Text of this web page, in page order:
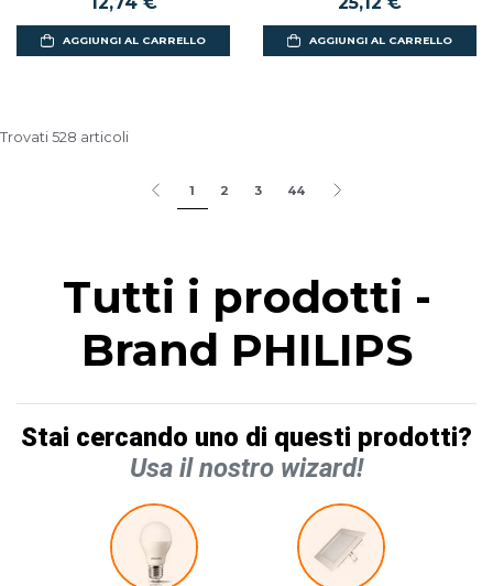
AGGIUNGI AL CARRELLO AGGIUNGI AL CARRELLO
Trovati 528 articoli
1 2 3 44
Tutti i prodotti -
Brand PHILIPS
Stai cercando uno di questi prodotti?
Usa il nostro wizard!